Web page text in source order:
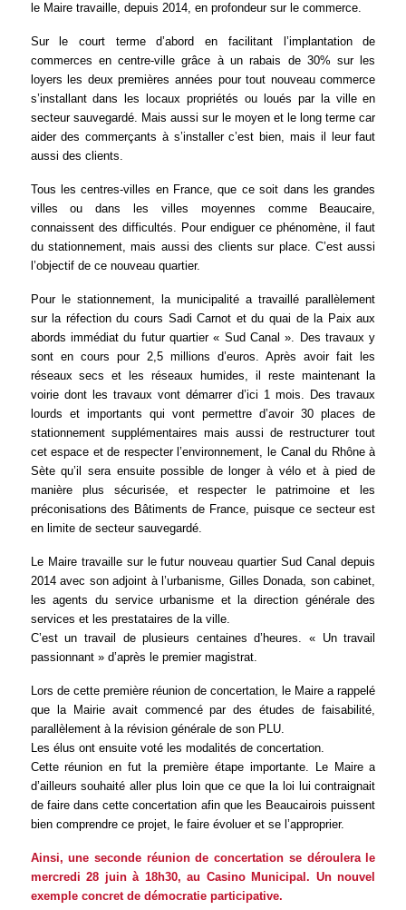
le Maire travaille, depuis 2014, en profondeur sur le commerce.
Sur le court terme d’abord en facilitant l’implantation de
commerces en centre-ville grâce à un rabais de 30% sur les
loyers les deux premières années pour tout nouveau commerce
s’installant dans les locaux propriétés ou loués par la ville en
secteur sauvegardé. Mais aussi sur le moyen et le long terme car
aider des commerçants à s’installer c’est bien, mais il leur faut
aussi des clients.
Tous les centres-villes en France, que ce soit dans les grandes
villes ou dans les villes moyennes comme Beaucaire,
connaissent des difficultés. Pour endiguer ce phénomène, il faut
du stationnement, mais aussi des clients sur place. C’est aussi
l’objectif de ce nouveau quartier.
Pour le stationnement, la municipalité a travaillé parallèlement
sur la réfection du cours Sadi Carnot et du quai de la Paix aux
abords immédiat du futur quartier « Sud Canal ». Des travaux y
sont en cours pour 2,5 millions d’euros. Après avoir fait les
réseaux secs et les réseaux humides, il reste maintenant la
voirie dont les travaux vont démarrer d’ici 1 mois. Des travaux
lourds et importants qui vont permettre d’avoir 30 places de
stationnement supplémentaires mais aussi de restructurer tout
cet espace et de respecter l’environnement, le Canal du Rhône à
Sète qu’il sera ensuite possible de longer à vélo et à pied de
manière plus sécurisée, et respecter le patrimoine et les
préconisations des Bâtiments de France, puisque ce secteur est
en limite de secteur sauvegardé.
Le Maire travaille sur le futur nouveau quartier Sud Canal depuis
2014 avec son adjoint à l’urbanisme, Gilles Donada, son cabinet,
les agents du service urbanisme et la direction générale des
services et les prestataires de la ville.
C’est un travail de plusieurs centaines d’heures.« Un travail
passionnant » d’après le premier magistrat.
Lors de cette première réunion de concertation, le Maire a rappelé
que la Mairie avait commencé par des études de faisabilité,
parallèlement à la révision générale de son PLU.
Les élus ont ensuite voté les modalités de concertation.
Cette réunion en fut la première étape importante. Le Maire a
d’ailleurs souhaité aller plus loin que ce que la loi lui contraignait
de faire dans cette concertation afin que les Beaucairois puissent
bien comprendre ce projet, le faire évoluer et se l’approprier.
Ainsi, une seconde réunion de concertation se déroulera le
mercredi 28 juin à 18h30, au Casino Municipal. Un nouvel
exemple concret de démocratie participative.